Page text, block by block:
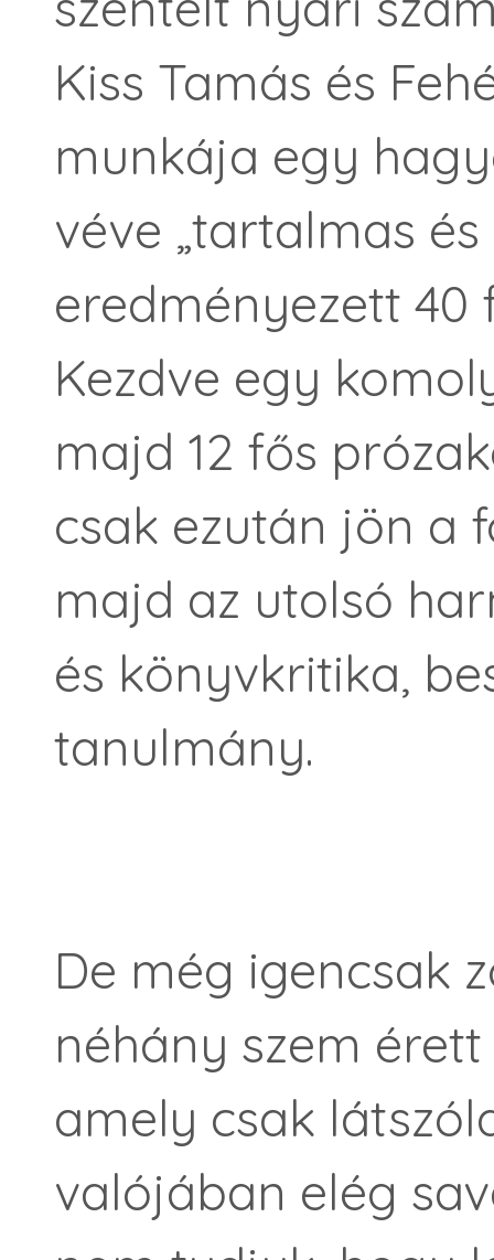
Kiss Tamás és
munkája egy
véve „tartalmas
eredményezett 40
Kezdve egy
majd 12 fős
csak ezután jön a
majd az utolsó
és könyvkritika,
tanulmány.
De még igencsak
néhány szem
amely csak
valójában elég